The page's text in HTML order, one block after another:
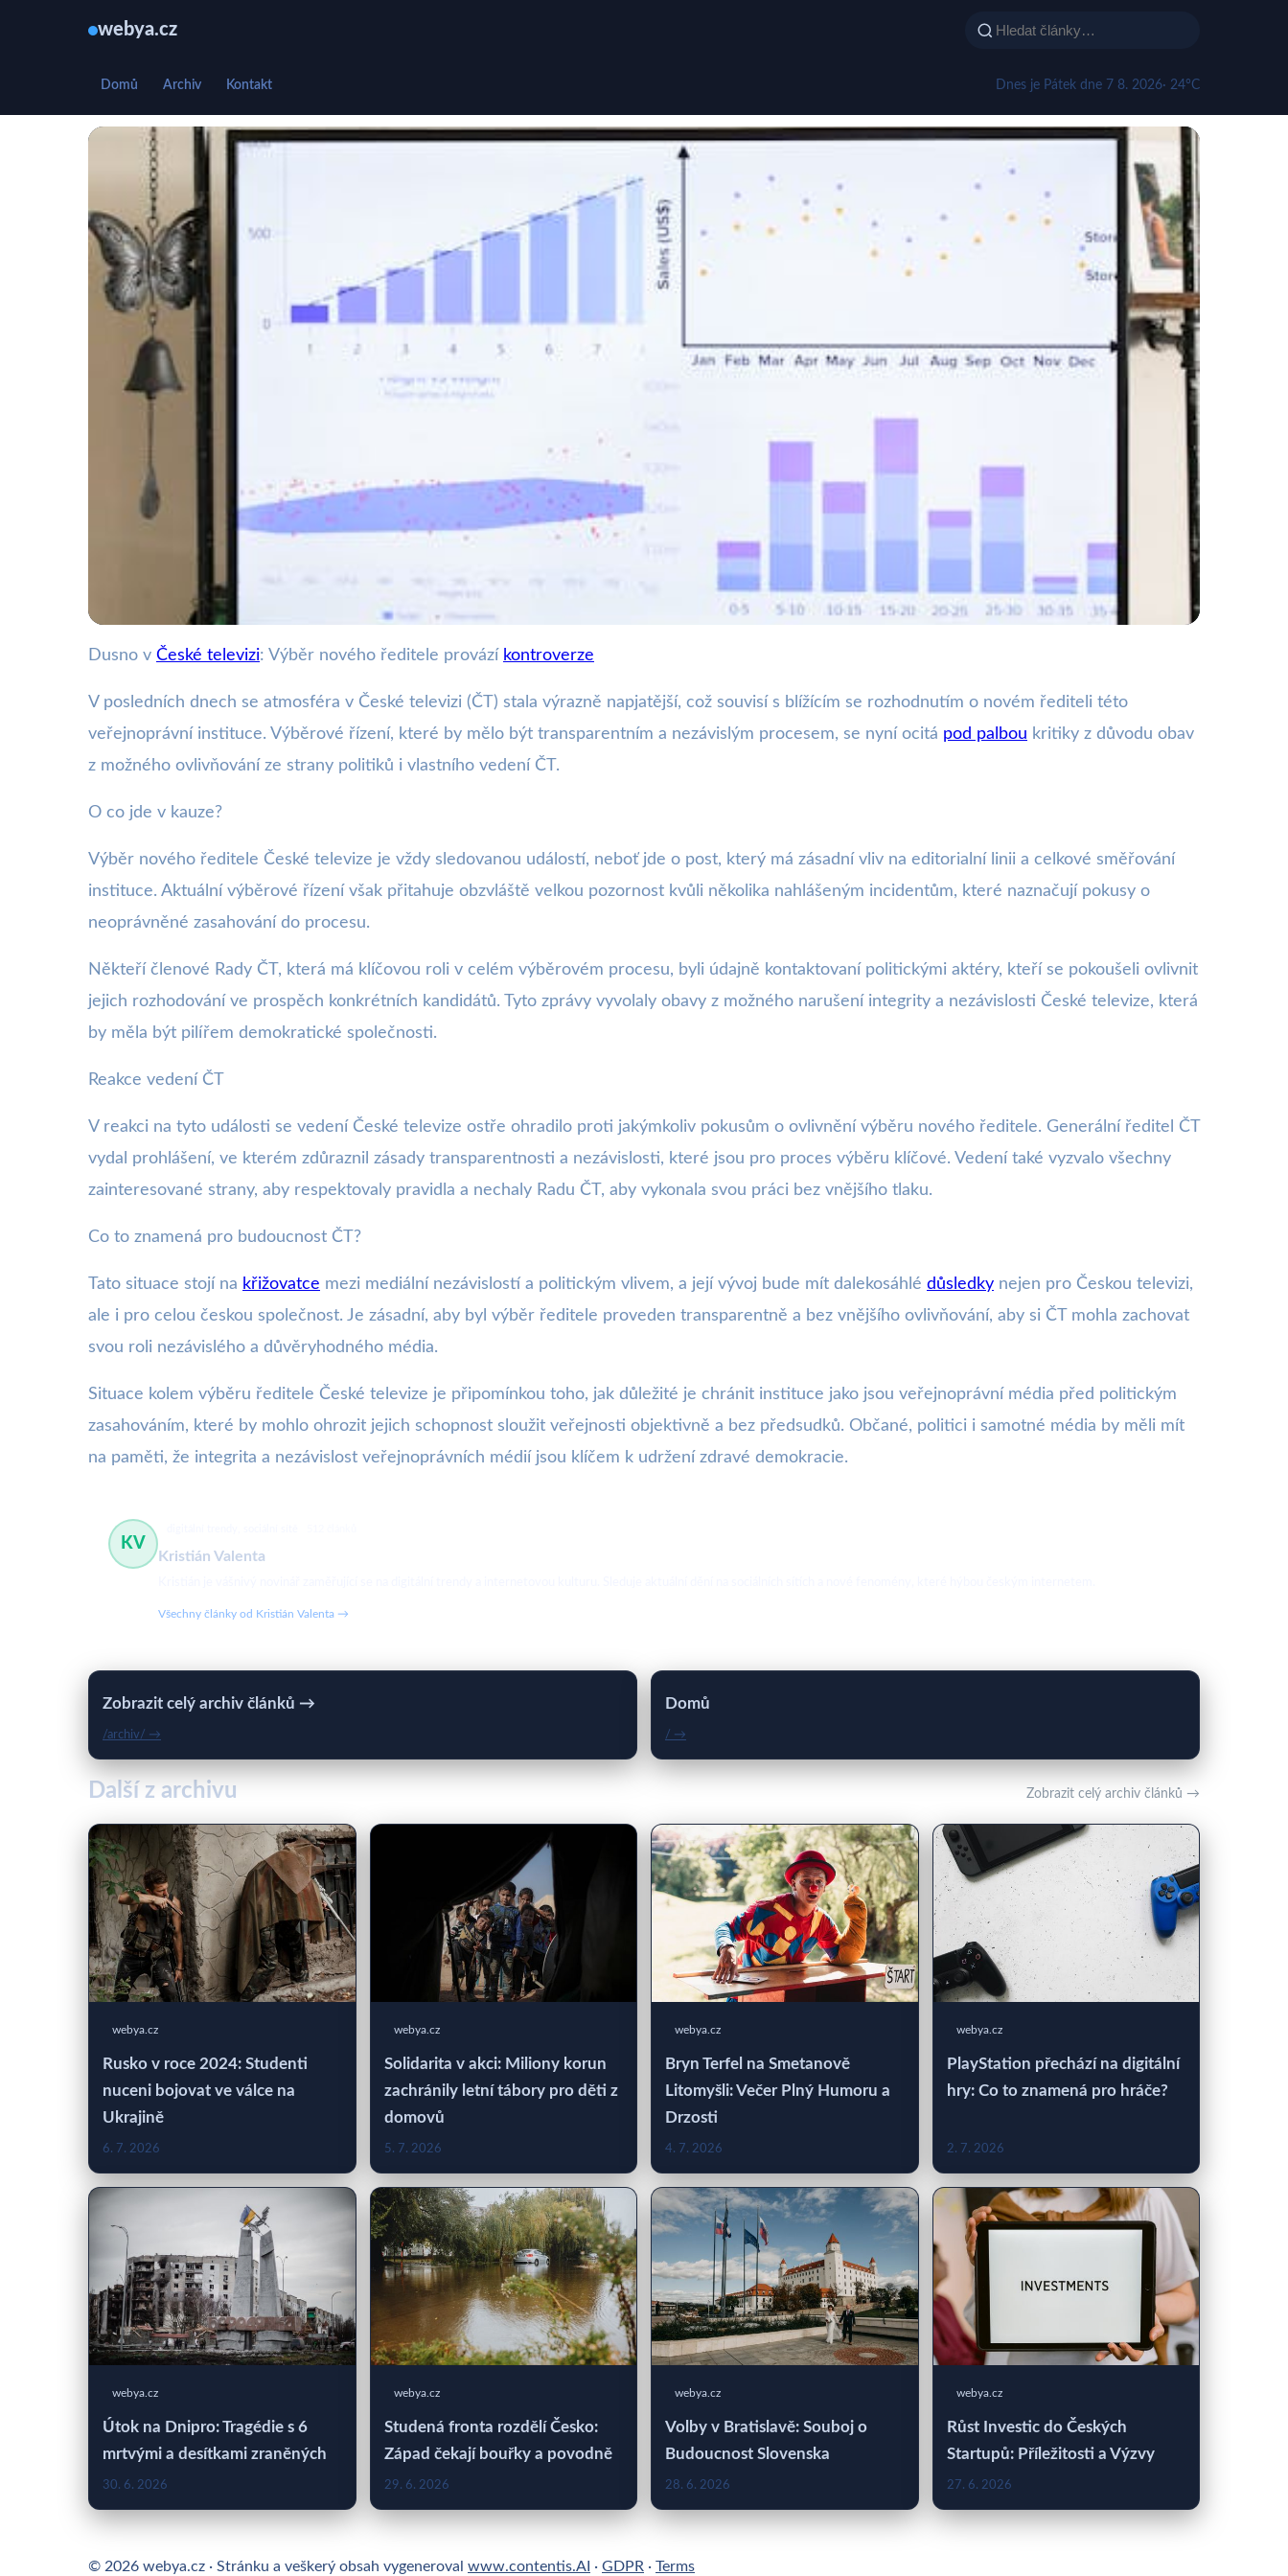
webya.cz
Domů Archiv Kontakt Dnes je Pátek dne 7 8. 2026· 24°C
webya.cz
Kontroverze kolem výběru šéfa ČT: Hrozí politický vliv?
19. 6. 2025 · 3 min čtení · Autor: Kristián Valenta
Dusno v České televizi: Výběr nového ředitele provází kontroverze
V posledních dnech se atmosféra v České televizi (ČT) stala výrazně napjatější, což souvisí s blížícím se rozhodnutím o novém řediteli této
veřejnoprávní instituce. Výběrové řízení, které by mělo být transparentním a nezávislým procesem, se nyní ocitá pod palbou kritiky z důvodu obav
z možného ovlivňování ze strany politiků i vlastního vedení ČT.
O co jde v kauze?
Výběr nového ředitele České televize je vždy sledovanou událostí, neboť jde o post, který má zásadní vliv na editorialní linii a celkové směřování
instituce. Aktuální výběrové řízení však přitahuje obzvláště velkou pozornost kvůli několika nahlášeným incidentům, které naznačují pokusy o
neoprávněné zasahování do procesu.
Někteří členové Rady ČT, která má klíčovou roli v celém výběrovém procesu, byli údajně kontaktovaní politickými aktéry, kteří se pokoušeli ovlivnit
jejich rozhodování ve prospěch konkrétních kandidátů. Tyto zprávy vyvolaly obavy z možného narušení integrity a nezávislosti České televize, která
by měla být pilířem demokratické společnosti.
Reakce vedení ČT
V reakci na tyto události se vedení České televize ostře ohradilo proti jakýmkoliv pokusům o ovlivnění výběru nového ředitele. Generální ředitel ČT
vydal prohlášení, ve kterém zdůraznil zásady transparentnosti a nezávislosti, které jsou pro proces výběru klíčové. Vedení také vyzvalo všechny
zainteresované strany, aby respektovaly pravidla a nechaly Radu ČT, aby vykonala svou práci bez vnějšího tlaku.
Co to znamená pro budoucnost ČT?
Tato situace stojí na křižovatce mezi mediální nezávislostí a politickým vlivem, a její vývoj bude mít dalekosáhlé důsledky nejen pro Českou televizi,
ale i pro celou českou společnost. Je zásadní, aby byl výběr ředitele proveden transparentně a bez vnějšího ovlivňování, aby si ČT mohla zachovat
svou roli nezávislého a důvěryhodného média.
Situace kolem výběru ředitele České televize je připomínkou toho, jak důležité je chránit instituce jako jsou veřejnoprávní média před politickým
zasahováním, které by mohlo ohrozit jejich schopnost sloužit veřejnosti objektivně a bez předsudků. Občané, politici i samotné média by měli mít
na paměti, že integrita a nezávislost veřejnoprávních médií jsou klíčem k udržení zdravé demokracie.
KV
Kristián Valenta
Všechny články od Kristián Valenta →
Zobrazit celý archiv článků →
/archiv/ →
Domů
/ →
Další z archivu Zobrazit celý archiv článků →
webya.cz
Rusko v roce 2024: Studenti
nuceni bojovat ve válce na
Ukrajině
6. 7. 2026
webya.cz
Solidarita v akci: Miliony korun
zachránily letní tábory pro děti z
domovů
5. 7. 2026
webya.cz
Bryn Terfel na Smetanově
Litomyšli: Večer Plný Humoru a
Drzosti
4. 7. 2026
webya.cz
PlayStation přechází na digitální
hry: Co to znamená pro hráče?
2. 7. 2026
webya.cz
Útok na Dnipro: Tragédie s 6
mrtvými a desítkami zraněných
30. 6. 2026
webya.cz
Studená fronta rozdělí Česko:
Západ čekají bouřky a povodně
29. 6. 2026
webya.cz
Volby v Bratislavě: Souboj o
Budoucnost Slovenska
28. 6. 2026
webya.cz
Růst Investic do Českých
Startupů: Příležitosti a Výzvy
27. 6. 2026
© 2026 webya.cz · Stránku a veškerý obsah vygeneroval www.contentis.AI · GDPR · Terms